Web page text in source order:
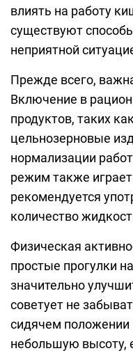
влиять на работу
существуют
неприятной
Прежде всего,
Включение в
продуктов, таких
цельнозерновые
нормализации
режим также
рекомендуется
количество
Физическая
простые прогулки
значительно
советует не
сидячем положении
небольшую высоту,